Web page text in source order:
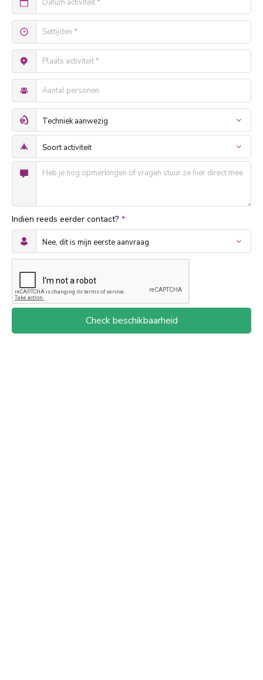
Indien reeds eerder contact? *
Check beschikbaarheid